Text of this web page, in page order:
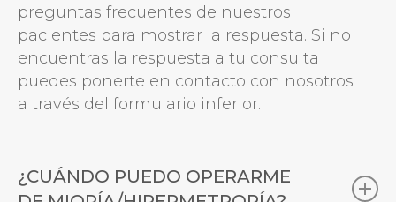
preguntas frecuentes de nuestros
pacientes para mostrar la respuesta. Si no
encuentras la respuesta a tu consulta
puedes ponerte en contacto con nosotros
a través del formulario inferior.
¿CUÁNDO PUEDO OPERARME